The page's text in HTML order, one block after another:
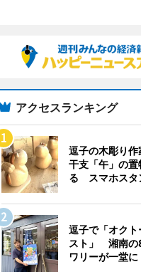
アクセスランキング
逗子の木彫り作
干支「午」の置
る スマホスタ
逗子で「オクト
スト」 湘南の
ワリーが一堂に